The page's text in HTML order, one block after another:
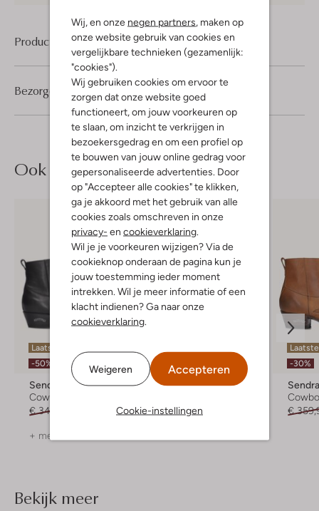
Wij, en onze negen partners, maken op
onze website gebruik van cookies en
vergelijkbare technieken (gezamenlijk:
"cookies").
Wij gebruiken cookies om ervoor te
zorgen dat onze website goed
functioneert, om jouw voorkeuren op
te slaan, om inzicht te verkrijgen in
bezoekersgedrag en om een profiel op
te bouwen van jouw online gedrag voor
gepersonaliseerde advertenties. Door
op "Accepteer alle cookies" te klikken,
ga je akkoord met het gebruik van alle
cookies zoals omschreven in onze
privacy- en cookieverklaring.
Wil je je voorkeuren wijzigen? Via de
cookieknop onderaan de pagina kun je
jouw toestemming ieder moment
intrekken. Wil je meer informatie of een
klacht indienen? Ga naar onze
cookieverklaring.
Weigeren Accepteren
Cookie-instellingen
Product informatie
Bezorgen & retourneren
Ook iets voor jou?
Laatste item
-50%
Sendra
Cowboylaarzen
€ 349,99
+ meer kleuren
-50%
Sendra
€ 329,99 € 164,99
-30%
€
Bekijk meer